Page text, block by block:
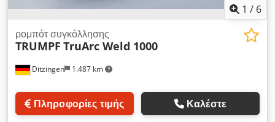
1 / 6
Ditzingen 1.487 km
ρομπότ συγκόλλησης
TRUMPF TruArc Weld 1000
Πληροφορίες τιμής Καλέστε